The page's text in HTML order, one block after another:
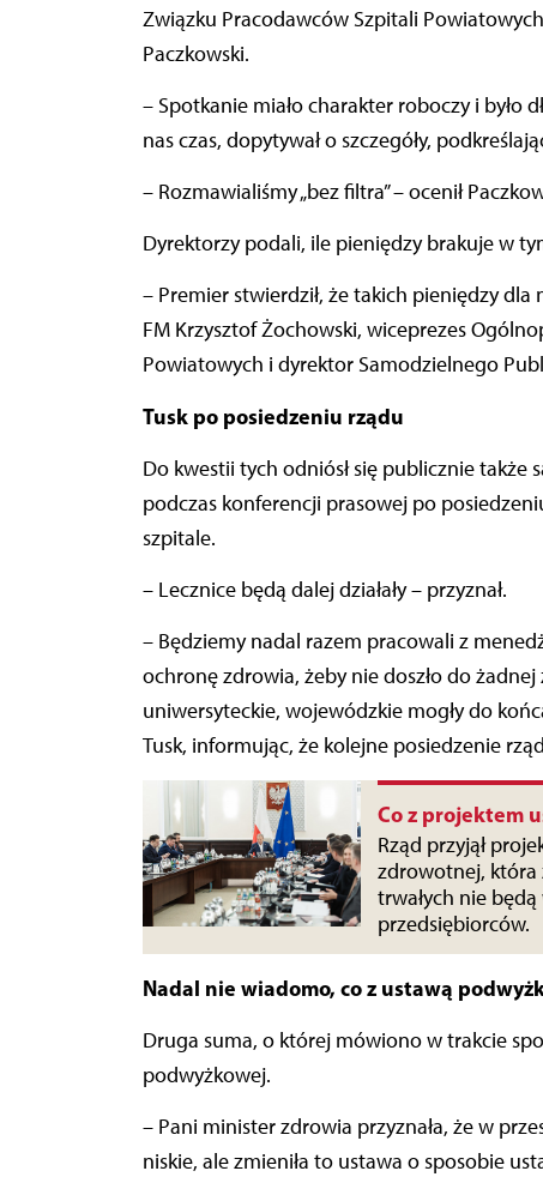
Związku Pracodawców Szpitali
Paczkowski.
– Spotkanie miało charakter roboczy i było
nas czas, dopytywał o szczegóły,
– Rozmawialiśmy „bez filtra” – ocenił
Dyrektorzy podali, ile pieniędzy brakuje w
– Premier stwierdził, że takich pieniędzy
FM Krzysztof Żochowski, wiceprezes
Powiatowych i dyrektor Samodzielnego
Tusk po posiedzeniu rządu
Do kwestii tych odniósł się publicznie także
podczas konferencji prasowej po
szpitale.
– Lecznice będą dalej działały – przyznał.
– Będziemy nadal razem pracowali z
ochronę zdrowia, żeby nie doszło do
uniwersyteckie, wojewódzkie mogły do
Tusk, informując, że kolejne posiedzenie
Co z projektem
Rząd przyjął
zdrowotnej, która
trwałych nie
przedsiębiorców.
Nadal nie wiadomo, co z ustawą
Druga suma, o której mówiono w trakcie
podwyżkowej.
– Pani minister zdrowia przyznała, że w
niskie, ale zmieniła to ustawa o sposobie